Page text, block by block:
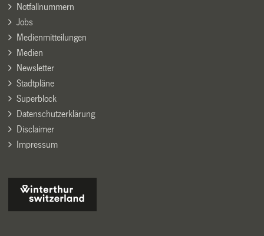
Notfallnummern
Jobs
Medienmitteilungen
Medien
Newsletter
Stadtpläne
Superblock
Datenschutzerklärung
Disclaimer
Impressum